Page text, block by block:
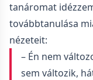
tanáromat
továbbtanulása
nézeteit:
– Én nem
sem változik,